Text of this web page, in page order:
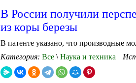
В России получили
из коры березы
В патенте указано, что производные
Категория: Все \ Наука и техника